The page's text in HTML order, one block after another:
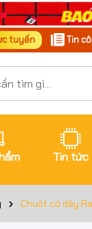
tuyến Tin
Tin tức
Chuột có dây